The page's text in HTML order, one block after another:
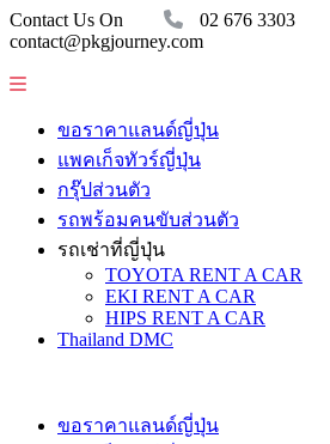
Contact Us On
02 676 3303
contact@pkgjourney.com
ขอราคาแลนด์ญี่ปุ่น
แพคเก็จทัวร์ญี่ปุ่น
กรุ๊ปส่วนตัว
รถพร้อมคนขับส่วนตัว
รถเช่าที่ญี่ปุ่น
TOYOTA RENT A CAR
EKI RENT A CAR
HIPS RENT A CAR
Thailand DMC
ขอราคาแลนด์ญี่ปุ่น